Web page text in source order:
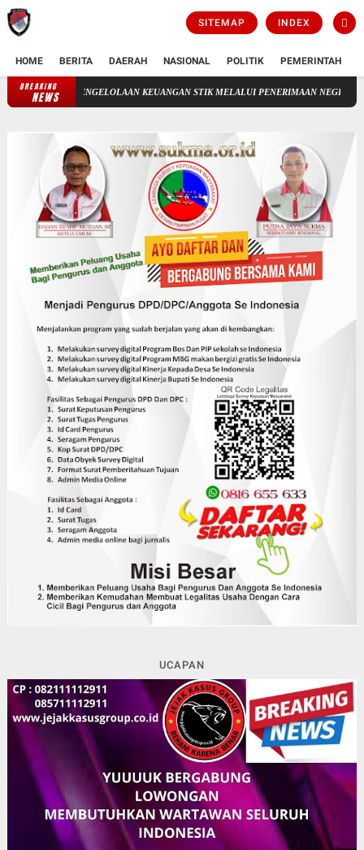
SITEMAP INDEX
HOME BERITA DAERAH NASIONAL POLITIK PEMERINTAH
BREAKING
NEWS
PENGELOLAAN KEUANGAN STIK MELALUI PENERIMAAN NEGERA BUKAN
UCAPAN